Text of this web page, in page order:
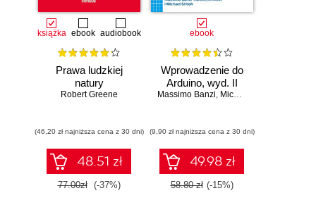
książka ebook audiobook
Prawa ludzkiej
natury
Robert Greene
(46,20 zł najniższa cena z 30 dni)
48.51 zł
77.00zł (-37%)
ebook
Wprowadzenie do
Arduino, wyd. II
Massimo Banzi, Michael Shiloh
(9,90 zł najniższa cena z 30 dni)
49.98 zł
58.80 zł (-15%)